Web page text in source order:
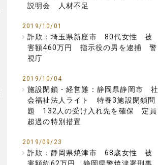
説明会 人材不足
2019/10/01
詐欺：埼玉県新座市 80代女性 被
害額460万円 指示役の男を逮捕 警
視庁
2019/10/04
施設閉鎖・経営難：静岡県静岡市 社
会福祉法人ライト 特養3施設閉鎖問
題 132人の受け入れ先を確保 定員
超過の特別措置
2019/09/23
詐欺：静岡県焼津市 68歳女性 被